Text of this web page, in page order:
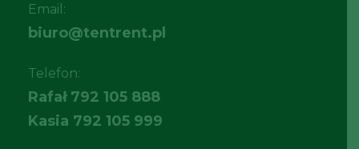
Email:
biuro@tentrent.pl
Telefon:
Rafał 792 105 888
Kasia 792 105 999